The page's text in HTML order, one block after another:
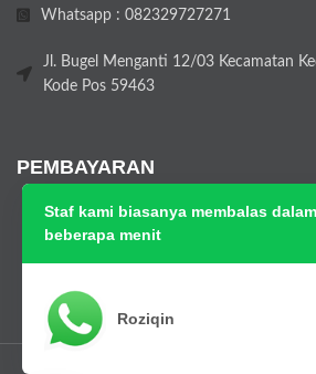
Whatsapp : 082329727271
Jl. Bugel Menganti 12/03 Kecamatan
Kode Pos 59463
PEMBAYARAN
Staf kami biasanya membalas dalam
beberapa menit
Roziqin